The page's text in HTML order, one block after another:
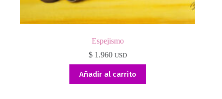
Espejismo
$1.960 USD
Añadir al carrito